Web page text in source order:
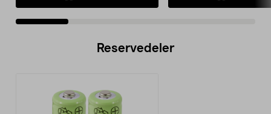
Reservedeler